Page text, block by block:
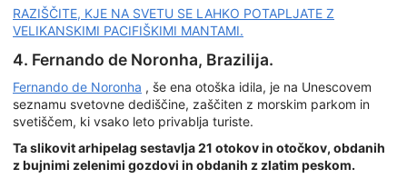
RAZIŠČITE, KJE NA SVETU SE LAHKO POTAPLJATE Z
VELIKANSKIMI PACIFIŠKIMI MANTAMI.
4. Fernando de Noronha, Brazilija.
Fernando de Noronha , še ena otoška idila, je na Unescovem
seznamu svetovne dediščine, zaščiten z morskim parkom in
svetiščem, ki vsako leto privablja turiste.
Ta slikovit arhipelag sestavlja 21 otokov in otočkov, obdanih
z bujnimi zelenimi gozdovi in obdanih z zlatim peskom.